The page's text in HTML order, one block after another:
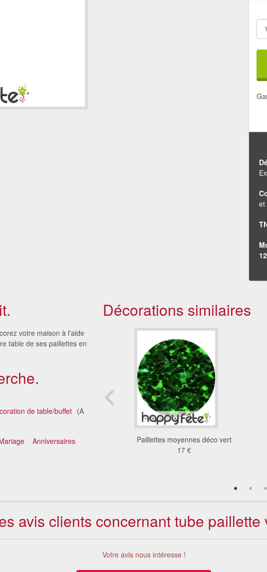
et
votre maison à l'aide
table de ses paillettes en
de table/buffet (A
Anniversaires
Décorations similaires
Paillettes nacrée en boîte
Paillettes moyennes déco vert
17 €
avis clients concernant tube paillette
Votre avis nous intéresse !